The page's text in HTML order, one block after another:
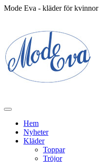
Mode Eva - kläder för kvinnor
Hem
Nyheter
Kläder
Toppar
Tröjor